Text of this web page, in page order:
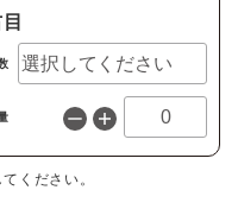
ください。